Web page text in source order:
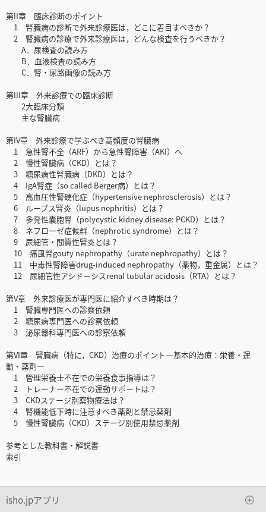
第II章 臨床診断のポイント
1 腎臓病の診断で外来診療医は，どこに着目すべきか？
2 腎臓病の診療で外来診療医は，どんな検査を行うべきか？
A．尿検査の読み方
B．血液検査の読み方
C．腎・尿路画像の読み方
第III章 外来診療での臨床診断
2大臨床分類
主な腎臓病
第IV章 外来診療で学ぶべき高頻度の腎臓病
1 急性腎不全（ARF）から急性腎障害（AKI）へ
2 慢性腎臓病（CKD）とは？
3 糖尿病性腎臓病（DKD）とは？
4 IgA腎症（so called Berger病）とは？
5 高血圧性腎硬化症（hypertensive nephrosclerosis）とは？
6 ループス腎炎（lupus nephritis）とは？
7 多発性嚢胞腎（polycystic kidney disease: PCKD）とは？
8 ネフローゼ症候群（nephrotic syndrome）とは？
9 尿細管・間質性腎炎とは？
10 痛風腎gouty nephropathy（urate nephropathy）とは？
11 中毒性腎障害drug-induced nephropathy（薬物，重金属）とは？
12 尿細管性アシドーシスrenal tubular acidosis（RTA）とは？
第V章 外来診療医が専門医に紹介すべき時期は？
1 腎臓専門医への診察依頼
2 糖尿病専門医への診察依頼
3 泌尿器科専門医への診察依頼
第VI章 腎臓病（特に，CKD）治療のポイント―基本的治療：栄養・運
動・薬剤―
1 管理栄養士不在での栄養食事指導は？
2 トレーナー不在での運動サポートは？
3 CKDステージ別薬物療法は？
4 腎機能低下時に注意すべき薬剤と禁忌薬剤
5 慢性腎臓病（CKD）ステージ別使用禁忌薬剤
参考とした教科書・解説書
索引
isho.jpアプリ